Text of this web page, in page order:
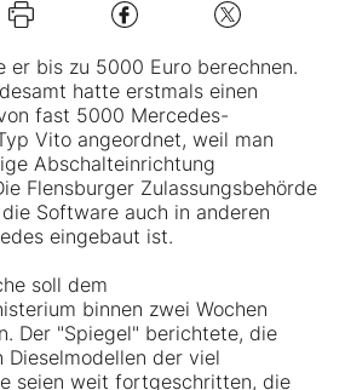
er bis zu 5000 Euro berechnen.
hatte erstmals einen
fast 5000 Mercedes-
Vito angeordnet, weil man
Abschalteinrichtung
Flensburger Zulassungsbehörde
Software auch in anderen
eingebaut ist.
soll dem
binnen zwei Wochen
Der "Spiegel" berichtete, die
Dieselmodellen der viel
seien weit fortgeschritten, die